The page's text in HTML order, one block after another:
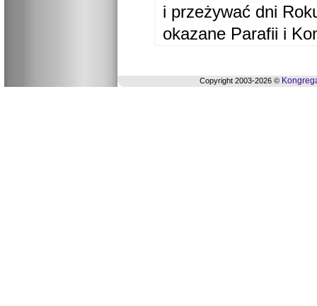
i przeżywać dni
okazane Parafii i
Copyright 2003-2026 ©